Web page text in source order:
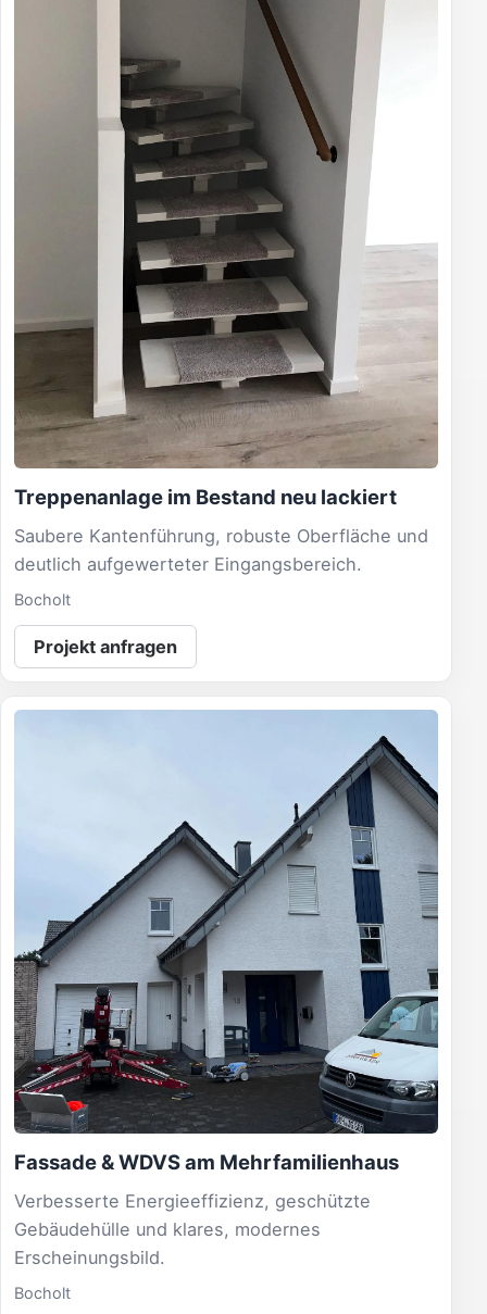
Treppenanlage im Bestand neu lackiert
Saubere Kantenführung, robuste Oberfläche und
deutlich aufgewerteter Eingangsbereich.
Bocholt
Projekt anfragen
Fassade & WDVS am Mehrfamilienhaus
Verbesserte Energieeffizienz, geschützte
Gebäudehülle und klares, modernes
Erscheinungsbild.
Bocholt